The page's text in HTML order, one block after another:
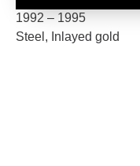
1992 – 1995
Steel, Inlayed gold